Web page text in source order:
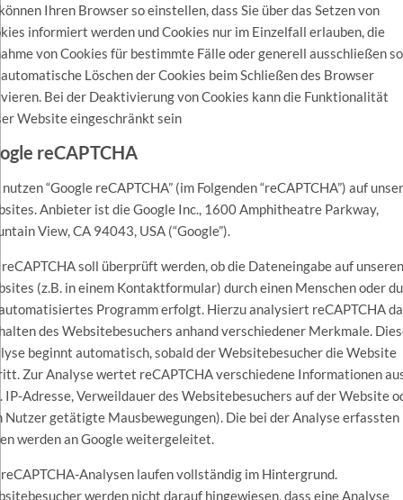
Ihren Browser so einstellen, dass Sie über das Setzen von
informiert werden und Cookies nur im Einzelfall erlauben, die
von Cookies für bestimmte Fälle oder generell ausschließen
Löschen der Cookies beim Schließen des Browser
Bei der Deaktivierung von Cookies kann die Funktionalität
Website eingeschränkt sein
reCAPTCHA
“Google reCAPTCHA” (im Folgenden “reCAPTCHA”) auf
Anbieter ist die Google Inc., 1600 Amphitheatre Parkway,
View, CA 94043, USA (“Google”).
soll überprüft werden, ob die Dateneingabe auf unseren
(z.B. in einem Kontaktformular) durch einen Menschen oder
Programm erfolgt. Hierzu analysiert reCAPTCHA
des Websitebesuchers anhand verschiedener Merkmale.
beginnt automatisch, sobald der Websitebesucher die Website
Zur Analyse wertet reCAPTCHA verschiedene Informationen
IP-Adresse, Verweildauer des Websitebesuchers auf der Website
Nutzer getätigte Mausbewegungen). Die bei der Analyse erfassten
werden an Google weitergeleitet.
Analysen laufen vollständig im Hintergrund.
werden nicht darauf hingewiesen, dass eine Analyse